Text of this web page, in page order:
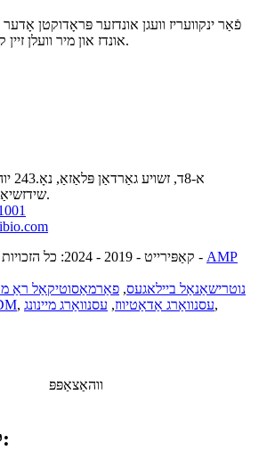
פֿאַר ינקוועריז וועגן אונדזער פּראָדוקטן
אונדז און מיר וועלן זיין קאָנטאַקט אין 24 שעה.
א-
שידזשיאַזשואַנג, טשיינאַ.
© קאַפּירייט - 2019 - 2024: כל הזכויות שמורות. - AMP
נוטרישאַנאַל ביילאגעס, פאַרמאַסוטיקאַל ראַ
, עסנוואַרג אַדאַטיווז, עסנוואַרג מיינונג ,
ווהאַצאַפּפּ
לאָזן דיין אָנזאָג: